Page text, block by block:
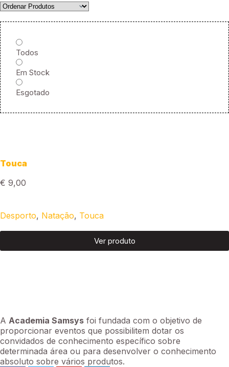
Todos
Em Stock
Esgotado
Touca
€ 9,00
Desporto, Natação, Touca
Ver produto
A Academia Samsys foi fundada com o objetivo de
proporcionar eventos que possibilitem dotar os
convidados de conhecimento específico sobre
determinada área ou para desenvolver o conhecimento
absoluto sobre vários produtos.